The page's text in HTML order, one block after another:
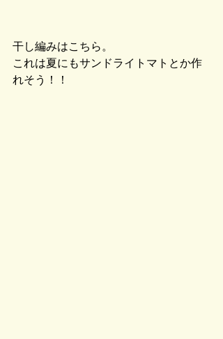
干し編みはこちら。
これは夏にもサンドライトマトとか作
れそう！！